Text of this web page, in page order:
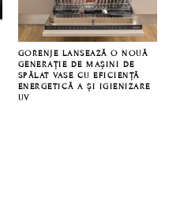
GORENJE LANSEAZĂ O NOUĂ
GENERAȚIE DE MAȘINI DE
SPĂLAT VASE CU EFICIENȚĂ
ENERGETICĂ A ȘI IGIENIZARE
UV